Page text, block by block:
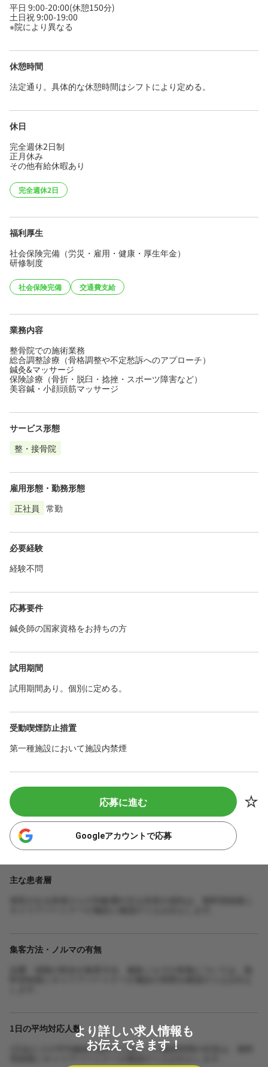
平日 9:00-20:00(休憩150分)
土日祝 9:00-19:00
※院により異なる
休憩時間
法定通り。具体的な休憩時間はシフトにより定める。
休日
完全週休2日制
正月休み
その他有給休暇あり
完全週休2日
福利厚生
社会保険完備（労災・雇用・健康・厚生年金）
研修制度
社会保険完備 交通費支給
業務内容
整骨院での施術業務
総合調整診療（骨格調整や不定愁訴へのアプローチ）
鍼灸&マッサージ
保険診療（骨折・脱臼・捻挫・スポーツ障害など）
美容鍼・小顔頭筋マッサージ
サービス形態
整・接骨院
雇用形態・勤務形態
正社員
常勤
必要経験
経験不問
応募要件
鍼灸師の国家資格をお持ちの方
試用期間
試用期間あり。個別に定める。
受動喫煙防止措置
第一種施設において施設内禁煙
応募に進む
Googleアカウントで応募
主な患者層
集客方法・ノルマの有無
1日の平均対応人数
1日あたりの平均施術人数や1人あたりの施術時間の目安は、無料
より詳しい求人情報も
お伝えできます！